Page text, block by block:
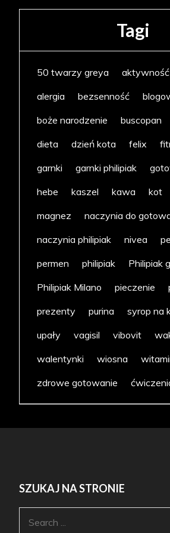
Tagi
50 twarzy greya
alergia
bezsenność
boże narodzenie
buscopan
dieta
dzień kota felix
garnki
garnki philipiak
hebe
kaszel kawa kot
magnez
naczynia do
naczynia philipiak
nivea
permen
philipiak
Philipiak
Philipiak Milano
pieczenie
prezenty
purina
syrop na
upały
vagisil vibovit
walentynki
wiosna
zdrowe gotowanie
SZUKAJ NA STRONIE